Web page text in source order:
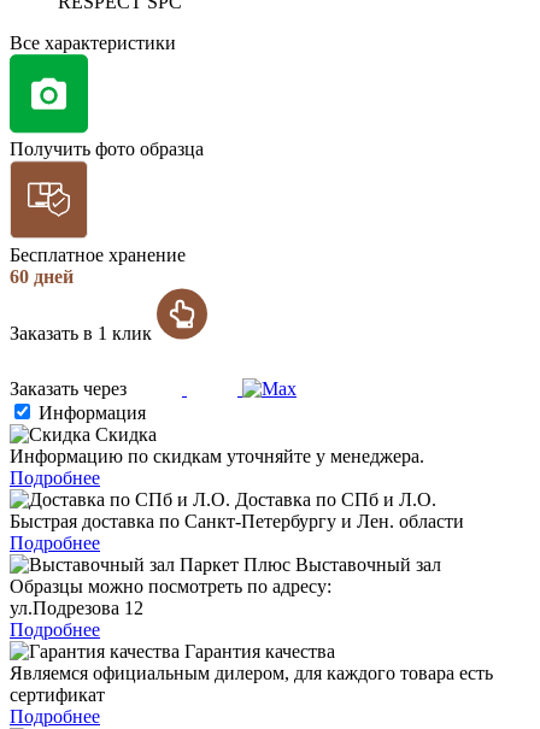
Все характеристики
Получить фото образца
Бесплатное хранение
60 дней
Заказать в 1 клик
Заказать через
Информация
Скидка
Информацию по скидкам уточняйте у менеджера.
Подробнее
Доставка по СПб и Л.О.
Быстрая доставка по Санкт-Петербургу и Лен. области
Подробнее
Выставочный зал
Образцы можно посмотреть по адресу:
ул.Подрезова 12
Подробнее
Гарантия качества
Являемся официальным дилером, для каждого товара есть
сертификат
Подробнее